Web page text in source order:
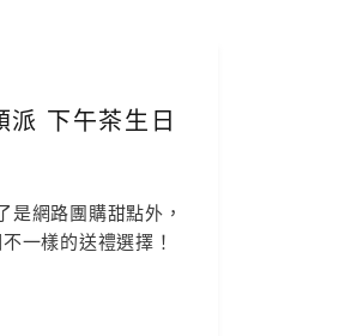
下午茶生日
是網路團購甜點外，
一樣的送禮選擇！